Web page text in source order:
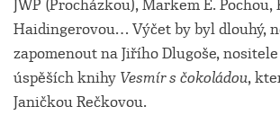
JWP (Procházkou), Markem E. Pochou,
Haidingerovou… Výčet by byl dlouhý,
zapomenout na Jiřího Dlugoše,
úspěších knihy Vesmír s čokoládou,
Janičkou Rečkovou.